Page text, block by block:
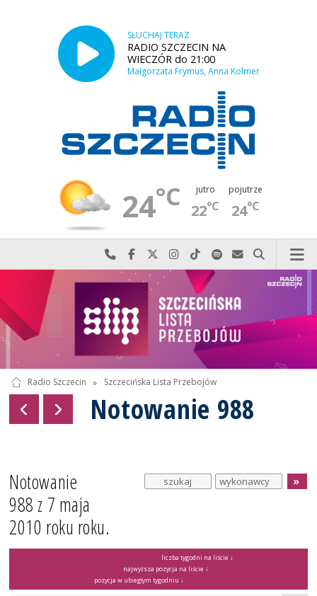
SŁUCHAJ TERAZ
RADIO SZCZECIN NA
WIECZÓR do 21:00
Małgorzata Frymus, Anna Kolmer
24°C jutro
22°C
pojutrze
24°C
Najlepiej po prostu do nas zadzwoń
Odwiedź nas na Facebook-u
Odwiedź nas na X
Odwiedź nas na Instagram-ie
Odwiedź nas na TikTok-u
Szukaj nas na Spotify
Wyślij do nas
Szukaj
Radio Szczecin » Szczecińska Lista Przebojów
Notowanie 988
Notowanie
988 z 7 maja
2010 roku roku.
liczba tygodni na liście ↓
najwyższa pozycja na liście ↓
pozycja w ubiegłym tygodniu ↓